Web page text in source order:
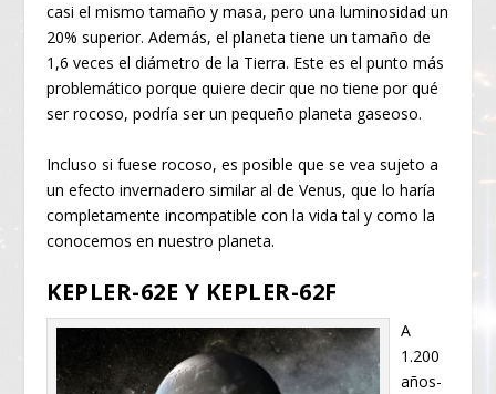
casi el mismo tamaño y masa, pero una luminosidad un
20% superior. Además, el planeta tiene un tamaño de
1,6 veces el diámetro de la Tierra. Este es el punto más
problemático porque quiere decir que no tiene por qué
ser rocoso, podría ser un pequeño planeta gaseoso.
Incluso si fuese rocoso, es posible que se vea sujeto a
un efecto invernadero similar al de Venus, que lo haría
completamente incompatible con la vida tal y como la
conocemos en nuestro planeta.
KEPLER-62E Y KEPLER-62F
A
1.200
años-